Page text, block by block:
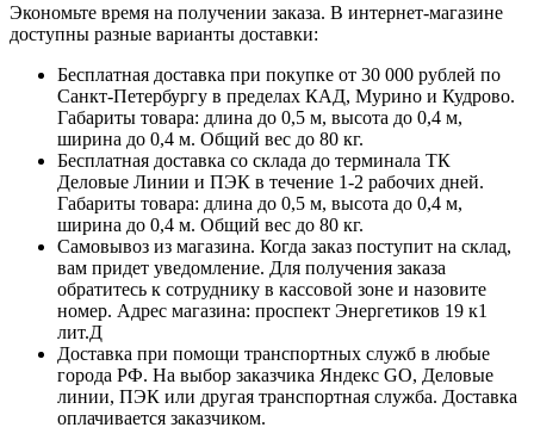
Экономьте время на получении заказа. В интернет-магазине
доступны разные варианты доставки:
Бесплатная доставка при покупке от 30 000 рублей по
Санкт-Петербургу в пределах КАД, Мурино и Кудрово.
Габариты товара: длина до 0,5 м, высота до 0,4 м,
ширина до 0,4 м. Общий вес до 80 кг.
Бесплатная доставка со склада до терминала ТК
Деловые Линии и ПЭК в течение 1-2 рабочих дней.
Габариты товара: длина до 0,5 м, высота до 0,4 м,
ширина до 0,4 м. Общий вес до 80 кг.
Самовывоз из магазина. Когда заказ поступит на склад,
вам придет уведомление. Для получения заказа
обратитесь к сотруднику в кассовой зоне и назовите
номер. Адрес магазина: проспект Энергетиков 19 к1
лит.Д
Доставка при помощи транспортных служб в любые
города РФ. На выбор заказчика Яндекс GO, Деловые
линии, ПЭК или другая транспортная служба. Доставка
оплачивается заказчиком.